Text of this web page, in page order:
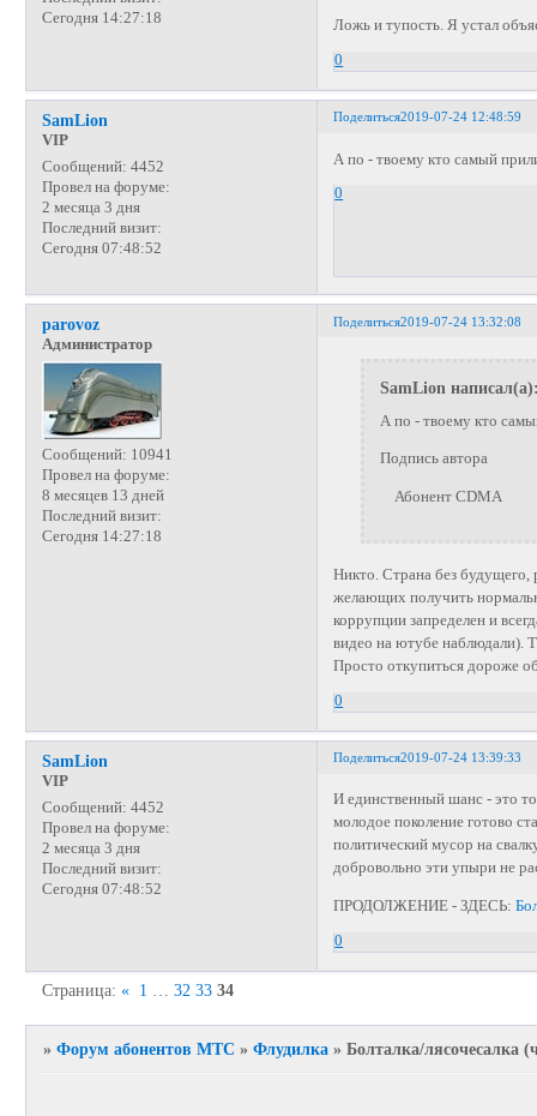
Сегодня 14:27:18
Ложь и тупость. Я устал
0
Поделиться2019-07-24 12:48:59
SamLion
VIP
Сообщений: 4452
Провел на форуме:
2 месяца 3 дня
Последний визит:
Сегодня 07:48:52
А по - твоему кто самый
0
Поделиться2019-07-24 13:32:08
parovoz
Администратор
Сообщений: 10941
Провел на форуме:
8 месяцев 13 дней
Последний визит:
Сегодня 14:27:18
SamLion
А по - твоему кто
Подпись автора
Абонент CDMA
Никто. Страна без будущего,
желающих получить
коррупции запределен и
видео на ютубе наблюдали).
Просто откупиться дороже
0
Поделиться2019-07-24 13:39:33
SamLion
VIP
Сообщений: 4452
Провел на форуме:
2 месяца 3 дня
Последний визит:
Сегодня 07:48:52
И единственный шанс - это
молодое поколение готово
политический мусор на
добровольно эти упыри не
ПРОДОЛЖЕНИЕ - ЗДЕСЬ:
0
Страница:« 1 … 32 33 34
»Форум абонентов МТС »Флудилка »Болталка/лясочесалка